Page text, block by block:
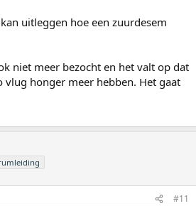
uitleggen hoe een zuurdesem
niet meer bezocht en het valt op dat
vlug honger meer hebben. Het gaat
#11